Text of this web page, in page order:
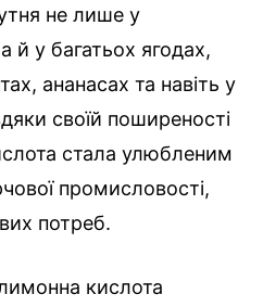
не лише у
й у багатьох ягодах,
ананасах та навіть у
своїй поширеності
стала улюбленим
промисловості,
потреб.
лимонна кислота